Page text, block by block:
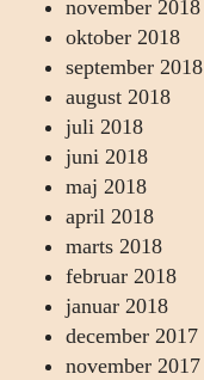
november 2018
oktober 2018
september 2018
august 2018
juli 2018
juni 2018
maj 2018
april 2018
marts 2018
februar 2018
januar 2018
december 2017
november 2017